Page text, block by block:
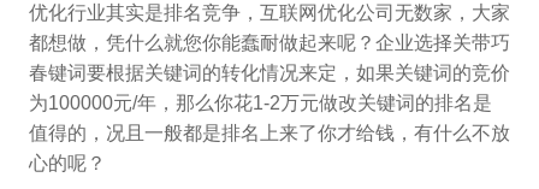
优化行业其实是排名竞争，互联网优化公司无数家，大家
都想做，凭什么就您你能蠢耐做起来呢？企业选择关带巧
春键词要根据关键词的转化情况来定，如果关键词的竞价
为100000元/年，那么你花1-2万元做改关键词的排名是
值得的，况且一般都是排名上来了你才给钱，有什么不放
心的呢？